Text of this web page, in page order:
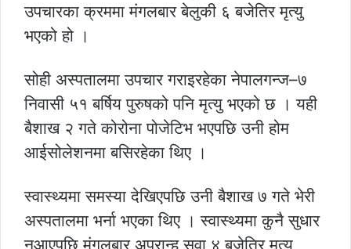
उपचारका क्रममा मंगलबार बेलुकी ६ बजेतिर मृत्यु
भएको हो ।
सोही अस्पतालमा उपचार गराइरहेका नेपालगन्ज–७
निवासी ५१ बर्षिय पुरुषको पनि मृत्यु भएको छ । यही
बैशाख २ गते कोरोना पोजेटिभ भएपछि उनी होम
आईसोलेशनमा बसिरहेका थिए ।
स्वास्थ्यमा समस्या देखिएपछि उनी बैशाख ७ गते भेरी
अस्पतालमा भर्ना भएका थिए । स्वास्थ्यमा कुनै सुधार
नआएपछि मंगलबार अपरान्ह सवा ४ बजेतिर मृत्यु